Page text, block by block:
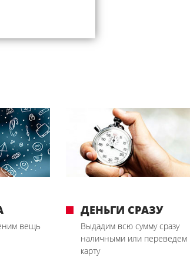
вещь
ДЕНЬГИ СРАЗУ
Выдадим всю сумму сразу
наличными или переведем
карту